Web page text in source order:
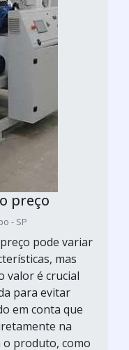
preço
- SP
pode variar
mas
valor é crucial
para evitar
em conta que
na
o produto, como